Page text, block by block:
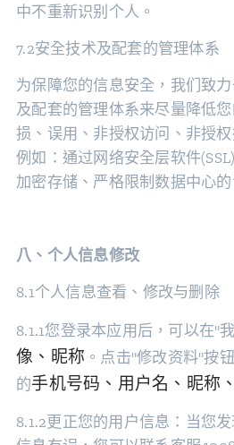
中不重新识别个人。
7.2安全技术及配套的管理体系
为保障您的信息安全，我们致
及配套的管理体系来尽量降低
损、误用、非授权访问、非授
例如：通过网络安全层软件
加密存储、严格限制数据中心的
八、个人信息修改
8.1个人信息查看、修改与删除
8.1.1您登录本应用后，可以在"
像、昵称 。点击"修改资料"按
的手机号码、用户名、昵称
8.1.2更正您的用户信息：当您